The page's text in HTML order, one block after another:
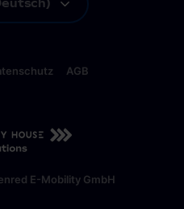
)
E-Mobility GmbH
AGB